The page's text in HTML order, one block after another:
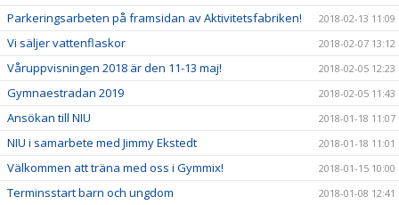
Parkeringsarbeten på framsidan av Aktivitetsfabriken! 2018-02-13 11:09
Vi säljer vattenflaskor 2018-02-07 13:12
Våruppvisningen 2018 är den 11-13 maj! 2018-02-05 12:23
Gymnaestradan 2019 2018-02-05 11:43
Ansökan till NIU 2018-01-18 11:07
NIU i samarbete med Jimmy Ekstedt 2018-01-18 11:01
Välkommen att träna med oss i Gymmix! 2018-01-15 10:00
Terminsstart barn och ungdom 2018-01-08 12:41